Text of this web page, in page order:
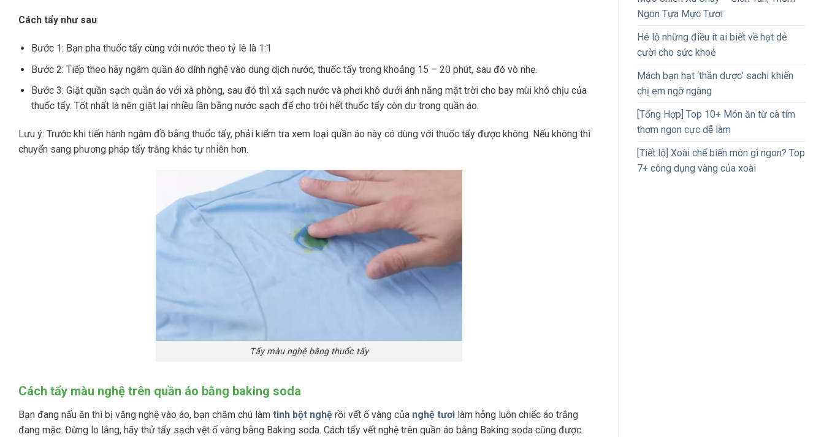
Cách tẩy như sau:
Bước 1: Bạn pha thuốc tẩy cùng với nước theo tỷ lê là 1:1
Bước 2: Tiếp theo hãy ngâm quần áo dính nghệ vào dung dịch nước, thuốc tẩy trong khoảng 15 – 20 phút, sau đó vò nhẹ.
Bước 3: Giặt quần sạch quần áo với xà phòng, sau đó thì xả sạch nước và phơi khô dưới ánh nắng mặt trời cho bay mùi khó chịu của
thuốc tẩy. Tốt nhất là nên giặt lại nhiều lần bằng nước sạch để cho trôi hết thuốc tẩy còn dư trong quần áo.
Lưu ý: Trước khi tiến hành ngâm đồ bằng thuốc tẩy, phải kiểm tra xem loại quần áo này có dùng với thuốc tẩy được không. Nếu không thì
chuyển sang phương pháp tẩy trắng khác tự nhiên hơn.
Tẩy màu nghệ bằng thuốc tẩy
Cách tẩy màu nghệ trên quần áo bằng baking soda
Bạn đang nấu ăn thì bị văng nghệ vào áo, bạn chăm chú làm tinh bột nghệ rồi vết ố vàng của nghệ tươi làm hỏng luôn chiếc áo trắng
đang mặc. Đừng lo lắng, hãy thử tẩy sạch vệt ố vàng bằng Baking soda. Cách tẩy vết nghệ trên quần áo bằng Baking soda cũng được
Ngon Tựa Mực Tươi
Hé lộ những điều ít ai biết về hạt dẻ
cười cho sức khoẻ
Mách bạn hạt ‘thần dược’ sachi khiến
chị em ngỡ ngàng
[Tổng Hợp] Top 10+ Món ăn từ cà tím
thơm ngon cực dễ làm
[Tiết lộ] Xoài chế biến món gì ngon? Top
7+ công dụng vàng của xoài